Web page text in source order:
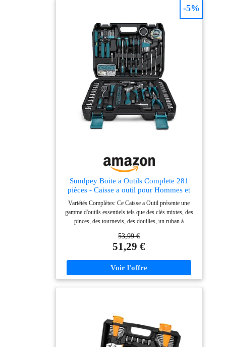
conçue pour répondre aux besoins des bricoleurs
débutants et des professionnels expérimentés. Qu'il
s'agisse de petites réparations dans la maison, de
travaux d'atelier ou de tâches professionnelles, cette
trousse à outils s'adaptera à toutes les situations. Outils
et accessoires essentiels à portée de main - boite à
outils est portable et peut donc être utilisée partout.
Grâce à sa construction robuste et à sa poignée
ergonomique, il peut être transporté confortablement
partout où vous travaillez, que ce soit à la maison, dans
le garage, dans l'atelier ou sur le chantier. Caisse à
outils sur roulettes - La boîte à outils est équipée de
roulettes pratiques, ce qui facilite encore son
déplacement.
Sundpey Boite a Outils Complete 281
pièces - Caisse a outil pour Hommes et
Femmes Malette Outils Complet Avec
Ensemble de Clés à Douille Ensemble de
Tournevis Clé Hexagonale Métrique
Pinces
Variétés Complètes: Ce Caisse a Outil présente une
gamme d'outils essentiels tels que des clés mixtes, des
pinces, des tournevis, des douilles, un ruban à
offrent un confort et un contrôle supérieurs lors de
l'utilisation. Chaque outil est solidement fixé à sa place
Malette Outils Multi-Usage: De l'assemblage de
meubles à la résolution de simples problèmes de
un choix fiable pour tous vos projets intérieurs et
extérieurs. 281 Pièces Caisse a Outil Complete: La
sélection ultime pour tous vos projets généraux,
53,99 €
51,29 €
-5%